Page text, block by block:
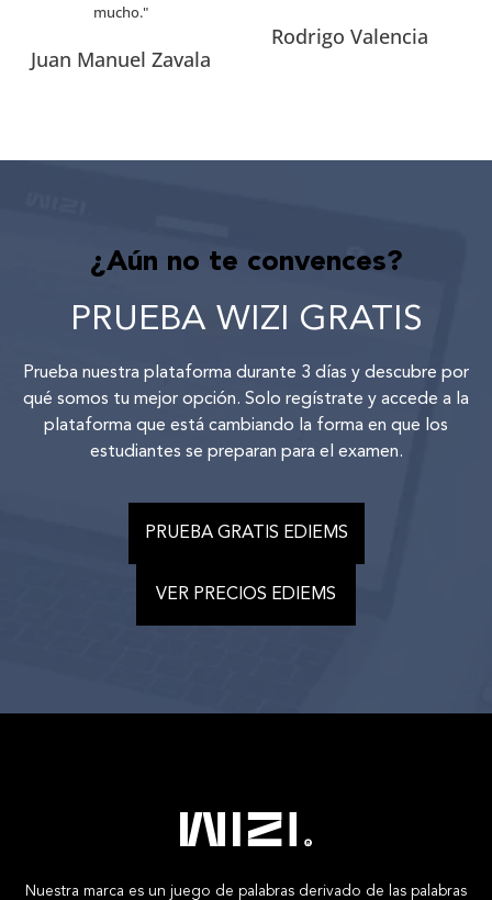
mucho."
Juan Manuel Zavala
Rodrigo Valencia
¿Aún no te convences?
PRUEBA WIZI GRATIS
Prueba nuestra plataforma durante 3 días y descubre por
qué somos tu mejor opción. Solo regístrate y accede a la
plataforma que está cambiando la forma en que los
estudiantes se preparan para el examen.
PRUEBA GRATIS EDIEMS
VER PRECIOS EDIEMS
Nuestra marca es un juego de palabras derivado de las palabras